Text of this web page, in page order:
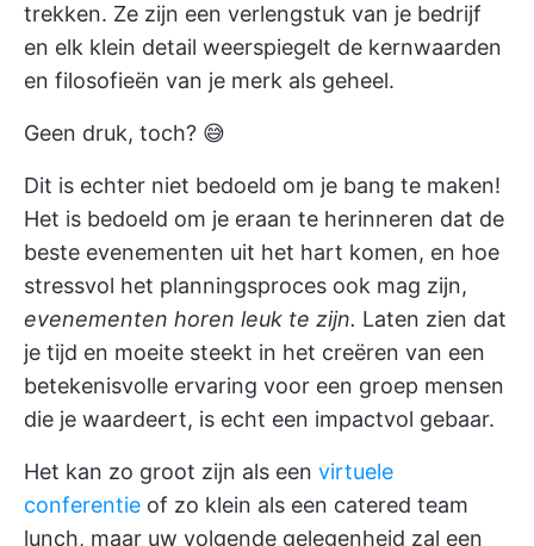
trekken. Ze zijn een verlengstuk van je bedrijf
en elk klein detail weerspiegelt de kernwaarden
en filosofieën van je merk als geheel.
Geen druk, toch? 😅
Dit is echter niet bedoeld om je bang te maken!
Het is bedoeld om je eraan te herinneren dat de
beste evenementen uit het hart komen, en hoe
stressvol het planningsproces ook mag zijn,
evenementen horen leuk te zijn. Laten zien dat
je tijd en moeite steekt in het creëren van een
betekenisvolle ervaring voor een groep mensen
die je waardeert, is echt een impactvol gebaar.
Het kan zo groot zijn als een virtuele
conferentie of zo klein als een catered team
lunch, maar uw volgende gelegenheid zal een